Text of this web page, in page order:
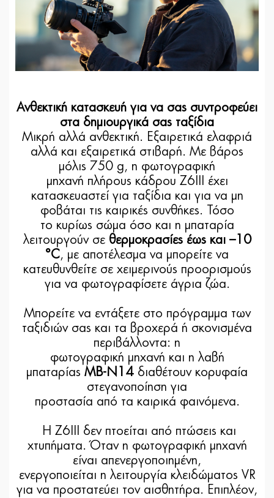
Ανθεκτική κατασκευή για να σας συντροφεύει
στα δημιουργικά σας ταξίδια
Μικρή αλλά ανθεκτική. Εξαιρετικά ελαφριά
αλλά και εξαιρετικά στιβαρή. Με βάρος
μόλις 750 g, η φωτογραφική
μηχανή πλήρους κάδρου Z6III έχει
κατασκευαστεί για ταξίδια και για να μη
φοβάται τις καιρικές συνθήκες. Τόσο
το κυρίως σώμα όσο και η μπαταρία
λειτουργούν σε θερμοκρασίες έως και –10
°C, με αποτέλεσμα να μπορείτε να
κατευθυνθείτε σε χειμερινούς προορισμούς
για να φωτογραφίσετε άγρια ζώα.
Μπορείτε να εντάξετε στο πρόγραμμα των
ταξιδιών σας και τα βροχερά ή σκονισμένα
περιβάλλοντα: η
φωτογραφική μηχανή και η λαβή
μπαταρίας MB-N14 διαθέτουν κορυφαία
στεγανοποίηση για
προστασία από τα καιρικά φαινόμενα.
Η Z6III δεν πτοείται από πτώσεις και
χτυπήματα. Όταν η φωτογραφική μηχανή
είναι απενεργοποιημένη,
ενεργοποιείται η λειτουργία κλειδώματος VR
για να προστατεύει τον αισθητήρα. Επιπλέον,